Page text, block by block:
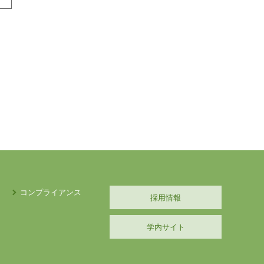
コンプライアンス
採用情報
学内サイト